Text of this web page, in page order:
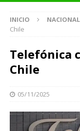
INICIO NACIONAL
Chile
Telefónica
Chile
05/11/2025